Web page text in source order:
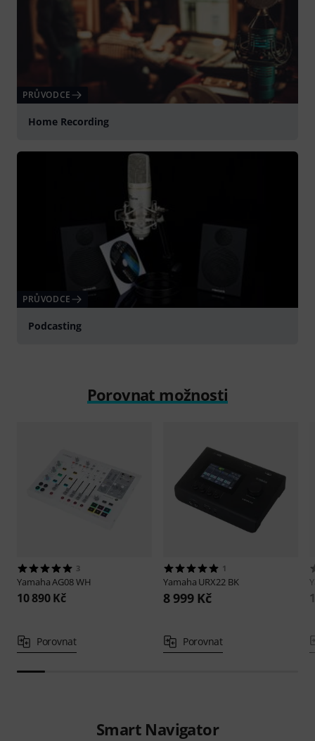
PRŮVODCE
Home Recording
PRŮVODCE
Podcasting
Porovnat možnosti
3
YamahaAG08 WH
10 890 Kč
Porovnat
1
Yamaha URX22 BK
8 999 Kč
Porovnat
Smart Navigator